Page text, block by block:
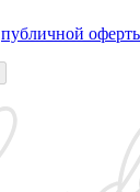
публичной